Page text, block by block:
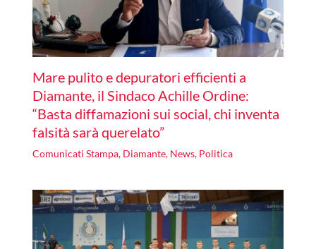
Mare pulito e depuratori efficienti a
Diamante, il Sindaco Achille Ordine:
“Basta diffamazioni sui social, chi inventa
falsità sarà querelato”
Comunicati Stampa, Diamante, News, Politica